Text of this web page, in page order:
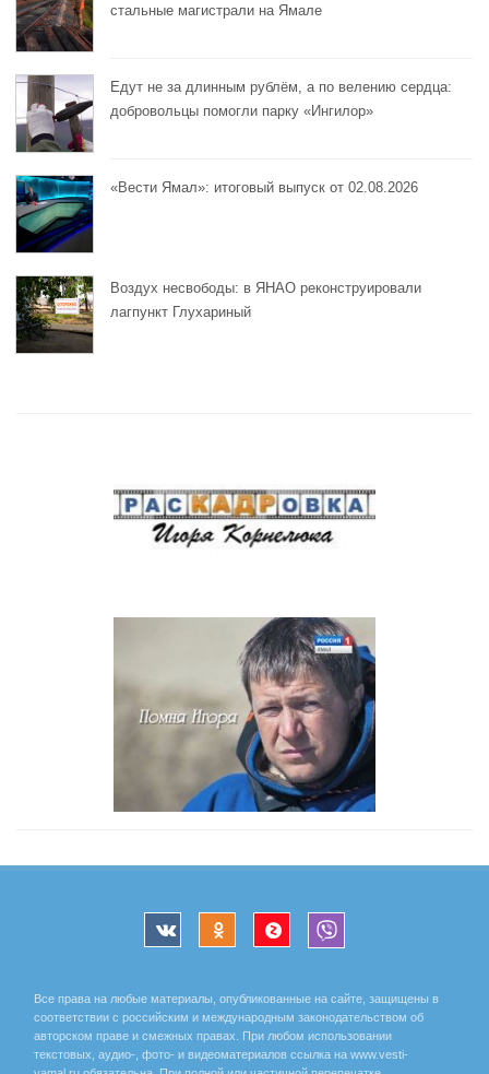
стальные магистрали на Ямале
Едут не за длинным рублём, а по велению сердца:
добровольцы помогли парку «Ингилор»
«Вести Ямал»: итоговый выпуск от 02.08.2026
Воздух несвободы: в ЯНАО реконструировали
лагпункт Глухариный
Все права на любые материалы, опубликованные на сайте, защищены в
соответствии с российским и международным законодательством об
авторском праве и смежных правах. При любом использовании
текстовых, аудио-, фото- и видеоматериалов ссылка на www.vesti-